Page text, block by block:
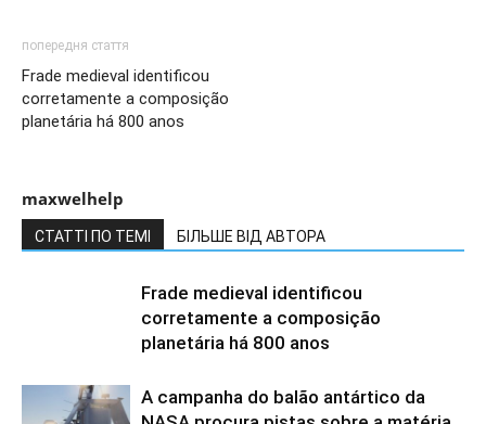
попередня стаття
Frade medieval identificou
corretamente a composição
planetária há 800 anos
maxwelhelp
СТАТТІ ПО ТЕМІ БІЛЬШЕ ВІД АВТОРА
Frade medieval identificou
corretamente a composição
planetária há 800 anos
A campanha do balão antártico da